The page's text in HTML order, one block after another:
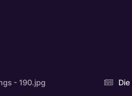
- 190.jpg